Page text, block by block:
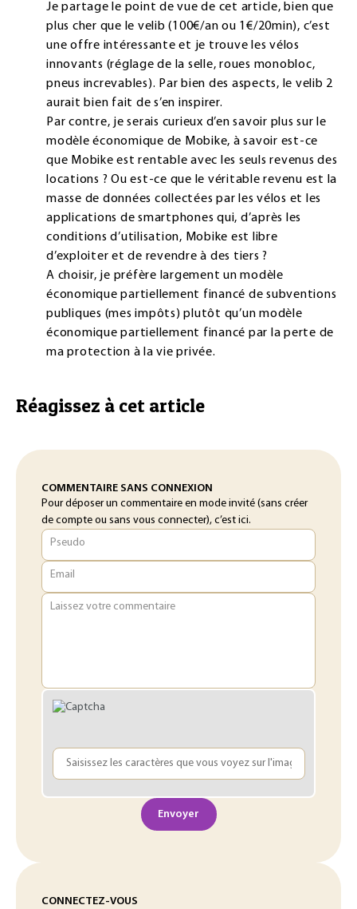
Je partage le point de vue de cet article, bien que
plus cher que le velib (100€/an ou 1€/20min), c’est
une offre intéressante et je trouve les vélos
innovants (réglage de la selle, roues monobloc,
pneus increvables). Par bien des aspects, le velib 2
aurait bien fait de s’en inspirer.
Par contre, je serais curieux d’en savoir plus sur le
modèle économique de Mobike, à savoir est-ce
que Mobike est rentable avec les seuls revenus des
locations ? Ou est-ce que le véritable revenu est la
masse de données collectées par les vélos et les
applications de smartphones qui, d’après les
conditions d’utilisation, Mobike est libre
d’exploiter et de revendre à des tiers ?
A choisir, je préfère largement un modèle
économique partiellement financé de subventions
publiques (mes impôts) plutôt qu’un modèle
économique partiellement financé par la perte de
ma protection à la vie privée.
Réagissez à cet article
COMMENTAIRE SANS CONNEXION
Pour déposer un commentaire en mode invité (sans créer
de compte ou sans vous connecter), c’est ici.
Pseudo
Email
Laissez votre commentaire
Envoyer
CONNECTEZ-VOUS